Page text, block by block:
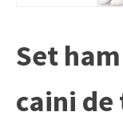
Set
caini